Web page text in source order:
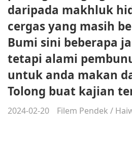
daripada makhluk
cergas yang masih
Bumi sini beberapa
tetapi alami
untuk anda makan
Tolong buat kajian
2024-02-20 Filem Pendek /